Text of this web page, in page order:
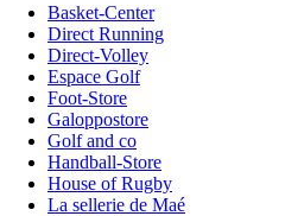
Basket-Center
Direct Running
Direct-Volley
Espace Golf
Foot-Store
Galoppostore
Golf and co
Handball-Store
House of Rugby
La sellerie de Maé